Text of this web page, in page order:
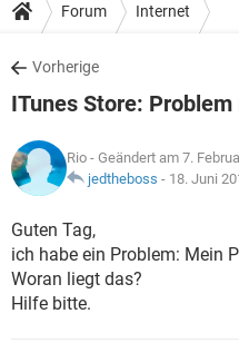
Forum Internet
Vorherige
ITunes Store:
Rio - Geändert am 7.
jedtheboss - 18. Juni
Guten Tag,
ich habe ein Problem: Mein
Woran liegt das?
Hilfe bitte.